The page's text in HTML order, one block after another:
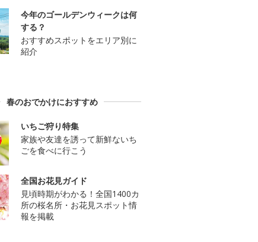
今年のゴールデンウィークは何
する？
おすすめスポットをエリア別に
紹介
春のおでかけにおすすめ
いちご狩り特集
家族や友達を誘って新鮮ないち
ごを食べに行こう
全国お花見ガイド
見頃時期がわかる！全国1400カ
所の桜名所・お花見スポット情
報を掲載